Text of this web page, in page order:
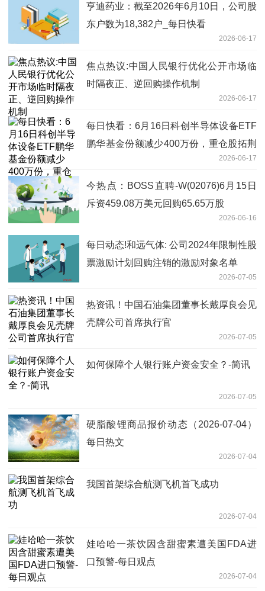
亨迪药业：截至2026年6月10日，公司股
东户数为18,382户_每日快看
2026-06-17
焦点热议:中国人民银行优化公开市场临
时隔夜正、逆回购操作机制
2026-06-17
每日快看：6月16日科创半导体设备ETF
鹏华基金份额减少400万份，重仓股拓荆
2026-06-17
今热点：BOSS直聘-W(02076)6月15日
斥资459.08万美元回购65.65万股
2026-06-16
每日动态!和远气体: 公司2024年限制性股
票激励计划回购注销的激励对象名单
2026-07-05
热资讯！中国石油集团董事长戴厚良会见
壳牌公司首席执行官
2026-07-05
如何保障个人银行账户资金安全？-简讯
2026-07-05
硬脂酸锂商品报价动态（2026-07-04）
每日热文
2026-07-04
我国首架综合航测飞机首飞成功
2026-07-04
娃哈哈一茶饮因含甜蜜素遭美国FDA进
口预警-每日观点
2026-07-04